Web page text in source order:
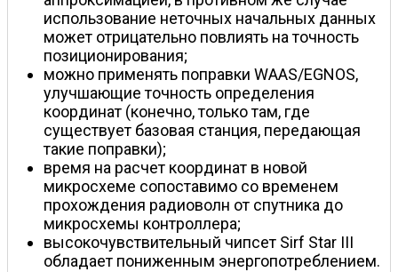
использование неточных начальных данных
может отрицательно повлиять на точность
позиционирования;
можно применять поправки WAAS/EGNOS,
улучшающие точность определения
координат (конечно, только там, где
существует базовая станция, передающая
такие поправки);
время на расчет координат в новой
микросхеме сопоставимо со временем
прохождения радиоволн от спутника до
микросхемы контроллера;
высокочувствительный чипсет Sirf Star III
обладает пониженным энергопотреблением.